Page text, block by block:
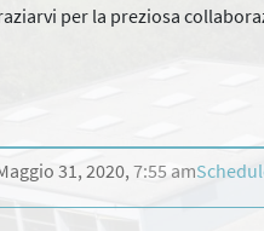
per la preziosa
31, 2020, 7:55 am